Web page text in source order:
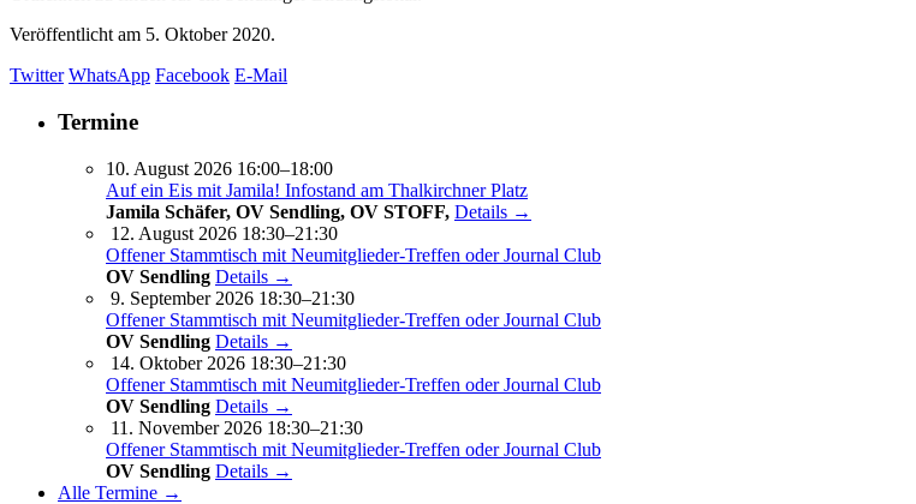
Veröffentlicht am 5. Oktober 2020.
Twitter WhatsApp Facebook E-Mail
Termine
10. August 2026 16:00–18:00
Auf ein Eis mit Jamila! Infostand am Thalkirchner Platz
Jamila Schäfer, OV Sendling, OV STOFF, Details →
12. August 2026 18:30–21:30
Offener Stammtisch mit Neumitglieder-Treffen oder Journal Club
OV Sendling Details →
9. September 2026 18:30–21:30
Offener Stammtisch mit Neumitglieder-Treffen oder Journal Club
OV Sendling Details →
14. Oktober 2026 18:30–21:30
Offener Stammtisch mit Neumitglieder-Treffen oder Journal Club
OV Sendling Details →
11. November 2026 18:30–21:30
Offener Stammtisch mit Neumitglieder-Treffen oder Journal Club
OV Sendling Details →
Alle Termine →